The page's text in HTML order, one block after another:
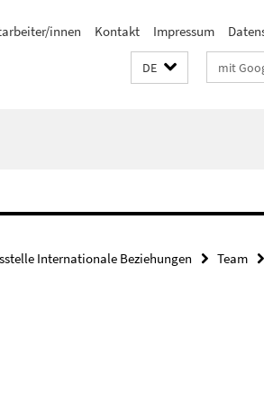
innen Kontakt Impressum
DE
Internationale Beziehungen Team